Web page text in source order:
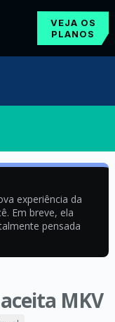
VEJA OS
PLANOS
experiência da
Em breve, ela
pensada
MKV